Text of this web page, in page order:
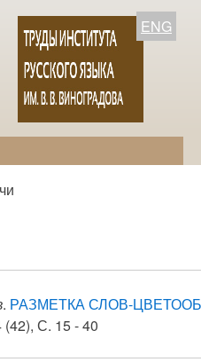
ENG
. РАЗМЕТКА СЛОВ-
С. 15 - 40